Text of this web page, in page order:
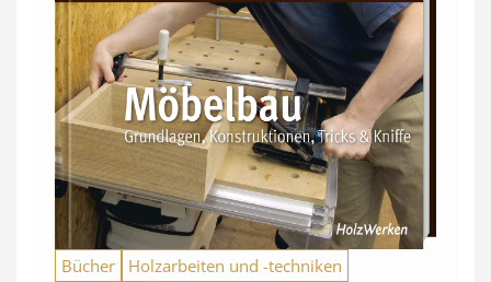
Bücher
Holzarbeiten und -techniken